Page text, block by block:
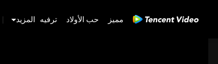
مميز حب الأولاد ترفيه المزيد |